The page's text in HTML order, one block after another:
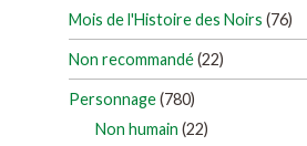
Mois de l'Histoire des Noirs (76)
Non recommandé(22)
Personnage(780)
Non humain (22)